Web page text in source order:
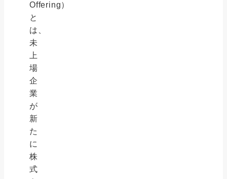
Offering）
と
は、
未
上
場
企
業
が
新
た
に
株
式